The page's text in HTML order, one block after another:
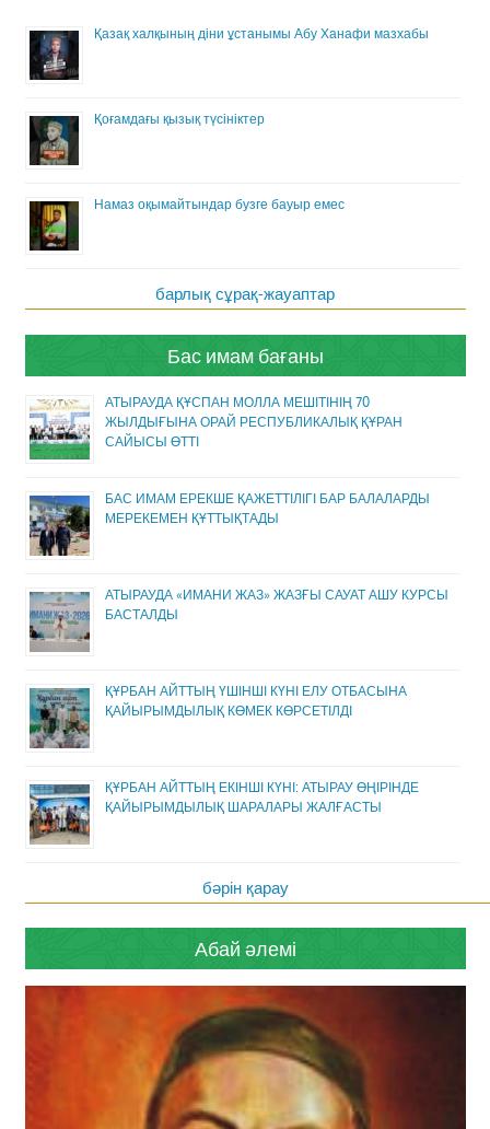
Қазақ халқының діни ұстанымы Абу Ханафи мазхабы
Қоғамдағы қызық түсініктер
Намаз оқымайтындар бузге бауыр емес
барлық сұрақ-жауаптар
Бас имам бағаны
АТЫРАУДА ҚҰСПАН МОЛЛА МЕШІТІНІҢ 70
ЖЫЛДЫҒЫНА ОРАЙ РЕСПУБЛИКАЛЫҚ ҚҰРАН
САЙЫСЫ ӨТТІ
БАС ИМАМ ЕРЕКШЕ ҚАЖЕТТІЛІГІ БАР БАЛАЛАРДЫ
МЕРЕКЕМЕН ҚҰТТЫҚТАДЫ
АТЫРАУДА «ИМАНИ ЖАЗ» ЖАЗҒЫ САУАТ АШУ КУРСЫ
БАСТАЛДЫ
ҚҰРБАН АЙТТЫҢ ҮШІНШІ КҮНІ ЕЛУ ОТБАСЫНА
ҚАЙЫРЫМДЫЛЫҚ КӨМЕК КӨРСЕТІЛДІ
ҚҰРБАН АЙТТЫҢ ЕКІНШІ КҮНІ: АТЫРАУ ӨҢІРІНДЕ
ҚАЙЫРЫМДЫЛЫҚ ШАРАЛАРЫ ЖАЛҒАСТЫ
бәрін қарау
Абай әлемі